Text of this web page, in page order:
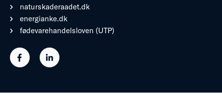
naturskaderaadet.dk
energianke.dk
fødevarehandelsloven (UTP)